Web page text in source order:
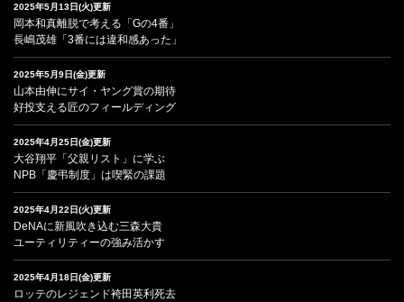
2025年5月13日(火)更新
岡本和真離脱で考える「Gの4番」
長嶋茂雄「3番には違和感あった」
2025年5月9日(金)更新
山本由伸にサイ・ヤング賞の期待
好投支える匠のフィールディング
2025年4月25日(金)更新
大谷翔平「父親リスト」に学ぶ
NPB「慶弔制度」は喫緊の課題
2025年4月22日(火)更新
DeNAに新風吹き込む三森大貴
ユーティリティーの強み活かす
2025年4月18日(金)更新
ロッテのレジェンド袴田英利死去